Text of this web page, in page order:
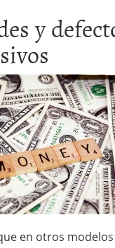
y
en otros